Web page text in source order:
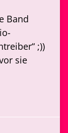
Band
;))
sie